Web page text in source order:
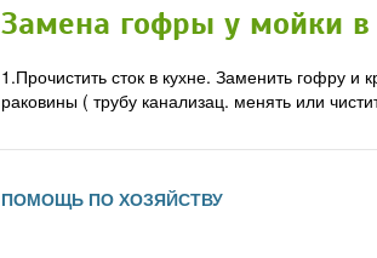
Замена гофры у мойки в
1.Прочистить сток в кухне. Заменить гофру и
раковины ( трубу канализац. менять или
ПОМОЩЬ ПО ХОЗЯЙСТВУ